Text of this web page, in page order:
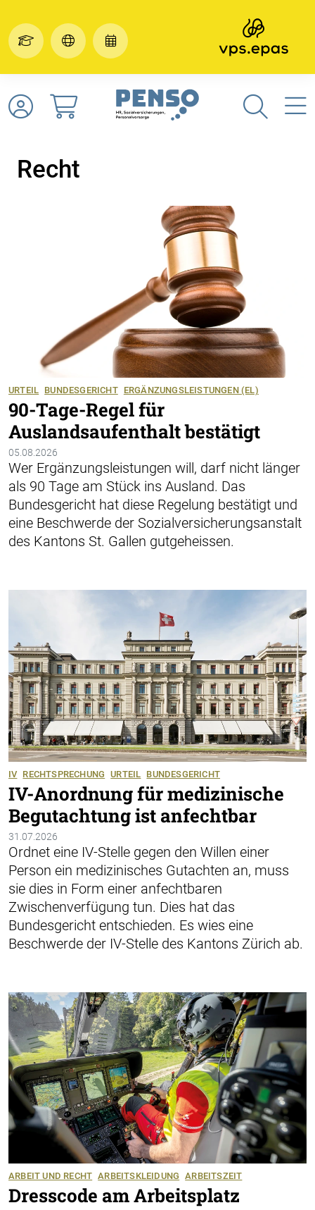
Recht
URTEIL BUNDESGERICHT ERGÄNZUNGSLEISTUNGEN (EL)
90-Tage-Regel für
Auslandsaufenthalt bestätigt
05.08.2026
Wer Ergänzungsleistungen will, darf nicht länger
als 90 Tage am Stück ins Ausland. Das
Bundesgericht hat diese Regelung bestätigt und
eine Beschwerde der Sozialversicherungsanstalt
des Kantons St. Gallen gutgeheissen.
IV RECHTSPRECHUNG URTEIL BUNDESGERICHT
IV-Anordnung für medizinische
Begutachtung ist anfechtbar
31.07.2026
Ordnet eine IV-Stelle gegen den Willen einer
Person ein medizinisches Gutachten an, muss
sie dies in Form einer anfechtbaren
Zwischenverfügung tun. Dies hat das
Bundesgericht entschieden. Es wies eine
Beschwerde der IV-Stelle des Kantons Zürich ab.
ARBEIT UND RECHT ARBEITSKLEIDUNG ARBEITSZEIT
Dresscode am Arbeitsplatz